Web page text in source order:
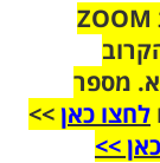
הצטרפו לקבוצת הוואטסאפ לקראת ZOOM
מספר
לחצו כאן>>
>>